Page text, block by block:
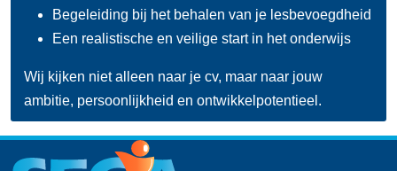
Begeleiding bij het behalen van je lesbevoegdheid
Een realistische en veilige start in het onderwijs
Wij kijken niet alleen naar je cv, maar naar jouw
ambitie, persoonlijkheid en ontwikkelpotentieel.